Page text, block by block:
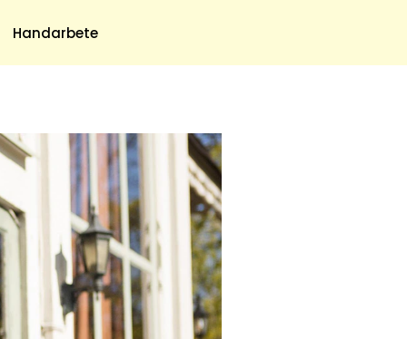
Handarbete
Om Oss
Om Oss & Kontakt
Tidningar Hos Allas.se
Nyhetsbrev
Om Cookies
Integritetspolicy